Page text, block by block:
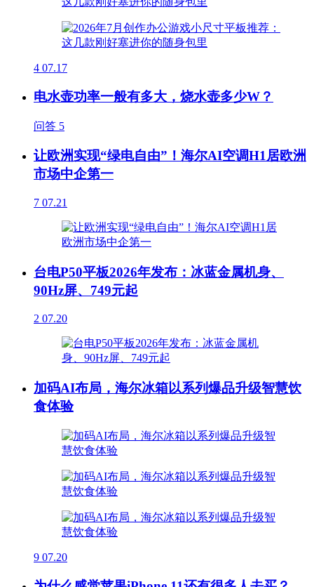
4 07.17
电水壶功率一般有多大，烧水壶多少W？
问答 5
让欧洲实现“绿电自由”！海尔AI空调H1居欧洲
市场中企第一
7 07.21
台电P50平板2026年发布：冰蓝金属机身、
90Hz屏、749元起
2 07.20
加码AI布局，海尔冰箱以系列爆品升级智慧饮
食体验
9 07.20